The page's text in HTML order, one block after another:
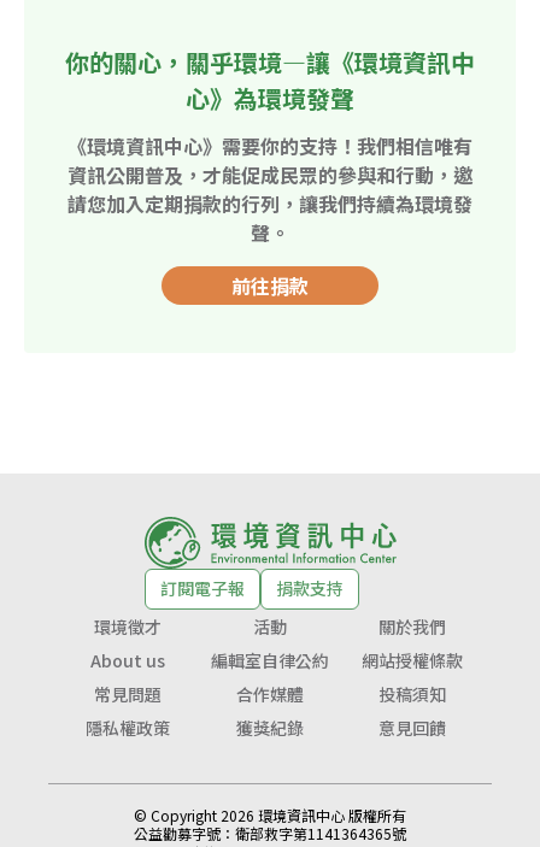
你的關心，關乎環境—讓《環境資訊中
心》為環境發聲
《環境資訊中心》需要你的支持！我們相信唯有
資訊公開普及，才能促成民眾的參與和行動，邀
請您加入定期捐款的行列，讓我們持續為環境發
聲。
前往捐款
訂閱電子報
捐款支持
環境徵才
活動
關於我們
About us
編輯室自律公約
網站授權條款
常見問題
合作媒體
投稿須知
隱私權政策
獲獎紀錄 意見回饋
© Copyright 2026 環境資訊中心 版權所有
公益勸募字號： 衛部救字第1141364365號